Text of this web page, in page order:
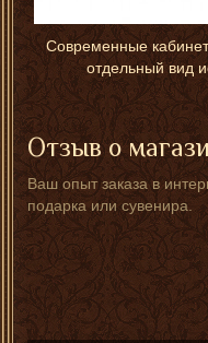
Современные
отдельный вид
Отзыв о
Ваш опыт заказа в
подарка или сувенира.